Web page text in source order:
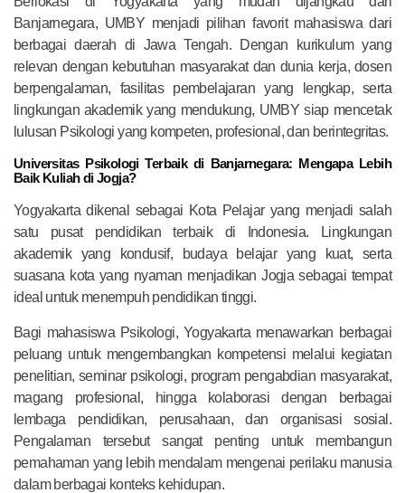
Banjarnegara, UMBY menjadi pilihan favorit mahasiswa dari
berbagai daerah di Jawa Tengah. Dengan kurikulum yang
relevan dengan kebutuhan masyarakat dan dunia kerja, dosen
berpengalaman, fasilitas pembelajaran yang lengkap, serta
lingkungan akademik yang mendukung, UMBY siap mencetak
lulusan Psikologi yang kompeten, profesional, dan berintegritas.
Universitas Psikologi Terbaik di Banjarnegara: Mengapa Lebih
Baik Kuliah di Jogja?
Yogyakarta dikenal sebagai Kota Pelajar yang menjadi salah
satu pusat pendidikan terbaik di Indonesia. Lingkungan
akademik yang kondusif, budaya belajar yang kuat, serta
suasana kota yang nyaman menjadikan Jogja sebagai tempat
ideal untuk menempuh pendidikan tinggi.
Bagi mahasiswa Psikologi, Yogyakarta menawarkan berbagai
peluang untuk mengembangkan kompetensi melalui kegiatan
penelitian, seminar psikologi, program pengabdian masyarakat,
magang profesional, hingga kolaborasi dengan berbagai
lembaga pendidikan, perusahaan, dan organisasi sosial.
Pengalaman tersebut sangat penting untuk membangun
pemahaman yang lebih mendalam mengenai perilaku manusia
dalam berbagai konteks kehidupan.